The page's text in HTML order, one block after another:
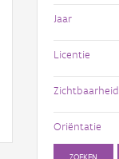
Jaar
Licentie
Zichtbaarheid
Oriëntatie